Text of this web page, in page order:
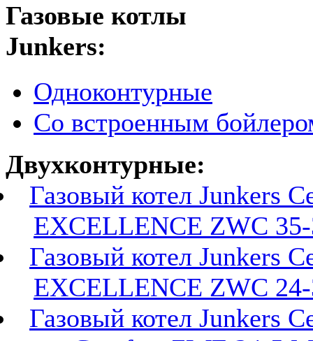
Газовые котлы
Junkers:
Одноконтурные
Со встроенным
Двухконтурные:
Газовый котел Junkers
EXCELLENCE ZWC
Газовый котел Junkers
EXCELLENCE ZWC
Газовый котел Junkers